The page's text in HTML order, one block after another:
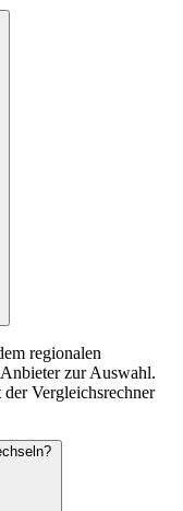
regionalen
zur Auswahl.
Vergleichsrechner